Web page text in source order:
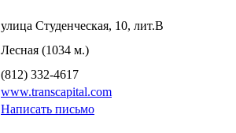
улица Студенческая, 10, лит.В
Лесная (1034 м.)
(812) 332-4617
www.transcapital.com
Написать письмо